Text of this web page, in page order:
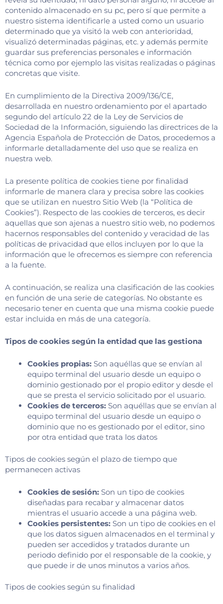
contenido almacenado en su pc, pero sí que permite a
nuestro sistema identificarle a usted como un usuario
determinado que ya visitó la web con anterioridad,
visualizó determinadas páginas, etc. y además permite
guardar sus preferencias personales e información
técnica como por ejemplo las visitas realizadas o páginas
concretas que visite.
En cumplimiento de la Directiva 2009/136/CE,
desarrollada en nuestro ordenamiento por el apartado
segundo del artículo 22 de la Ley de Servicios de
Sociedad de la Información, siguiendo las directrices de la
Agencia Española de Protección de Datos, procedemos a
informarle detalladamente del uso que se realiza en
nuestra web.
La presente política de cookies tiene por finalidad
informarle de manera clara y precisa sobre las cookies
que se utilizan en nuestro Sitio Web (la “Política de
Cookies”). Respecto de las cookies de terceros, es decir
aquellas que son ajenas a nuestro sitio web, no podemos
hacernos responsables del contenido y veracidad de las
políticas de privacidad que ellos incluyen por lo que la
información que le ofrecemos es siempre con referencia
a la fuente.
A continuación, se realiza una clasificación de las cookies
en función de una serie de categorías. No obstante es
necesario tener en cuenta que una misma cookie puede
estar incluida en más de una categoría.
Tipos de cookies según la entidad que las gestiona
Cookies propias: Son aquéllas que se envían al
equipo terminal del usuario desde un equipo o
dominio gestionado por el propio editor y desde el
que se presta el servicio solicitado por el usuario.
Cookies de terceros: Son aquéllas que se envían al
equipo terminal del usuario desde un equipo o
dominio que no es gestionado por el editor, sino
por otra entidad que trata los datos
Tipos de cookies según el plazo de tiempo que
permanecen activas
Cookies de sesión: Son un tipo de cookies
diseñadas para recabar y almacenar datos
mientras el usuario accede a una página web.
Cookies persistentes: Son un tipo de cookies en el
que los datos siguen almacenados en el terminal y
pueden ser accedidos y tratados durante un
periodo definido por el responsable de la cookie, y
que puede ir de unos minutos a varios años.
Tipos de cookies según su finalidad